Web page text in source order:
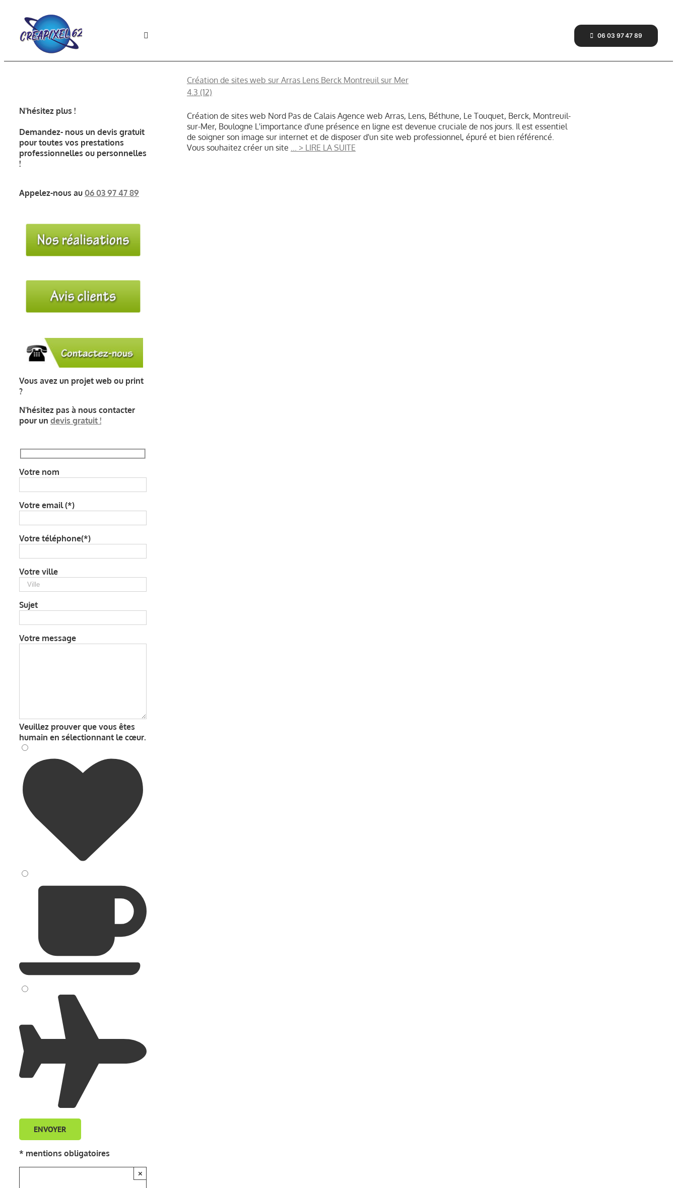
contenu
Toggle
Accueil
SITES WEB
SERVICES
06 03 97 47 89
Création de sites web sur Arras Lens Berck Montreuil sur Mer
4.3 (12)
Création de sites web Nord Pas de Calais Agence web Arras, Lens, Béthune, Le Touquet, Berck, Montreuil-
sur-Mer, Boulogne L'importance d'une présence en ligne est devenue cruciale de nos jours. Il est essentiel
de soigner son image sur internet et de disposer d'un site web professionnel, épuré et bien référencé.
Vous souhaitez créer un site ... > LIRE LA SUITE
N'hésitez plus !
Demandez- nous un devis gratuit
pour toutes vos prestations
professionnelles ou personnelles
!
Appelez-nous au 06 03 97 47 89
Vous avez un projet web ou print
?
N'hésitez pas à nous contacter
pour un devis gratuit !
Votre nom
Votre email (*)
Votre téléphone(*)
Votre ville
Sujet
Votre message
Veuillez prouver que vous êtes
humain en sélectionnant le cœur.
* mentions obligatoires
×